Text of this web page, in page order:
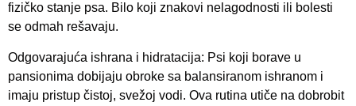
fizičko stanje psa. Bilo koji znakovi nelagodnosti ili bolesti
se odmah rešavaju.
Odgovarajuća ishrana i hidratacija: Psi koji borave u
pansionima dobijaju obroke sa balansiranom ishranom i
imaju pristup čistoj, svežoj vodi. Ova rutina utiče na dobrobit